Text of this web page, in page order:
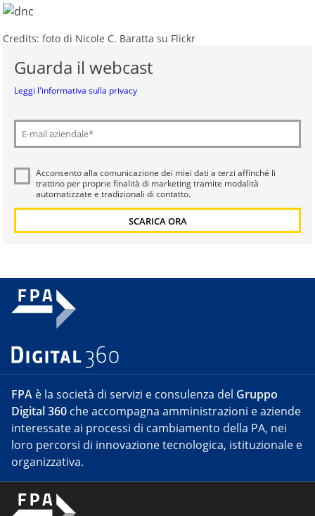
Credits: foto di Nicole C. Baratta su Flickr
Guarda il webcast
Leggi l'informativa sulla privacy
Acconsento alla comunicazione dei miei dati a terzi affinché li
trattino per proprie finalità di marketing tramite modalità
automatizzate e tradizionali di contatto.
FPA è la società di servizi e consulenza del Gruppo
Digital 360 che accompagna amministrazioni e aziende
interessate ai processi di cambiamento della PA, nei
loro percorsi di innovazione tecnologica, istituzionale e
organizzativa.